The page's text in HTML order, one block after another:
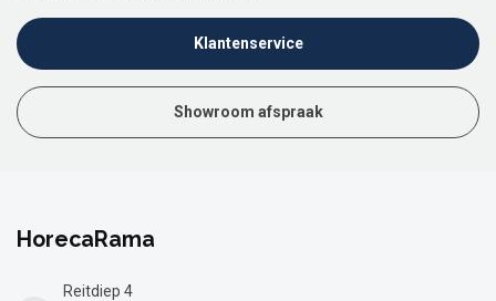
Klantenservice
Showroom afspraak
HorecaRama
Reitdiep 4